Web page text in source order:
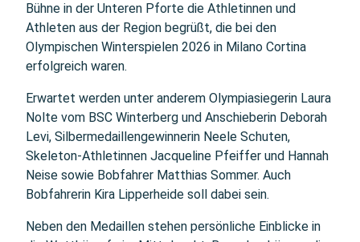
Bühne in der Unteren Pforte die Athletinnen und
Athleten aus der Region begrüßt, die bei den
Olympischen Winterspielen 2026 in Milano Cortina
erfolgreich waren.
Erwartet werden unter anderem Olympiasiegerin Laura
Nolte vom BSC Winterberg und Anschieberin Deborah
Levi, Silbermedaillengewinnerin Neele Schuten,
Skeleton-Athletinnen Jacqueline Pfeiffer und Hannah
Neise sowie Bobfahrer Matthias Sommer. Auch
Bobfahrerin Kira Lipperheide soll dabei sein.
Neben den Medaillen stehen persönliche Einblicke in